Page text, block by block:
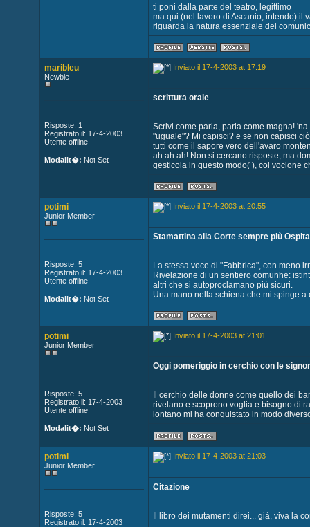
ti poni dalla parte del teatro, legittimo
ma qui (nel lavoro di Ascanio, intendo) il
riguarda la natura essenziale del
maribleu
Newbie
Risposte: 1
Registrato il: 17-4-2003
Utente offline
Modalit�: Not Set
Inviato il 17-4-2003 at 17:19
scrittura orale
Scrivi come parla, parla come magna!
"uguale"? Mi capisci? e se non capisci
tutti come il sapore vero dell'avaro
ah ah ah! Non si cercano risposte, ma
gesticola in questo modo( ), col vocione
potimi
Junior Member
Risposte: 5
Registrato il: 17-4-2003
Utente offline
Modalit�: Not Set
Inviato il 17-4-2003 at 20:55
Stamattina alla Corte sempre più
La stessa voce di "Fabbrica", con meno
Rivelazione di un sentiero comunhe:
altri che si autoproclamano più sicuri.
Una mano nella schiena che mi spinge
potimi
Junior Member
Risposte: 5
Registrato il: 17-4-2003
Utente offline
Modalit�: Not Set
Inviato il 17-4-2003 at 21:01
Oggi pomeriggio in cerchio con le
Il cerchio delle donne come quello dei
rivelano e scoprono voglia e bisogno di
lontano mi ha conquistato in modo
potimi
Junior Member
Risposte: 5
Registrato il: 17-4-2003
Inviato il 17-4-2003 at 21:03
Citazione
Il libro dei mutamenti direi... già, viva la